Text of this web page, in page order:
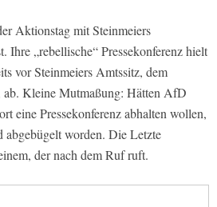
Aktionstag mit Steinmeiers
Ihre „rebellische“ Pressekonferenz hielt
vor Steinmeiers Amtssitz, dem
Kleine Mutmaßung: Hätten AfD
eine Pressekonferenz abhalten wollen,
abgebügelt worden. Die Letzte
der nach dem Ruf ruft.